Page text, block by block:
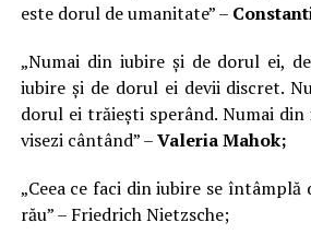
este dorul de umanitate” –
„Numai din iubire și de dorul ei,
iubire și de dorul ei devii discret.
dorul ei trăiești sperând. Numai din
visezi cântând” –Valeria Mahok;
„Ceea ce faci din iubire se întâmplă
rău” – Friedrich Nietzsche;